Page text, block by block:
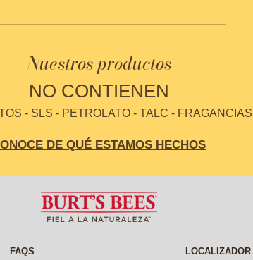
Nuestros productos
NO CONTIENEN
- SLS - PETROLATO - TALC -
DE QUÉ ESTAMOS HECHOS
FAQS